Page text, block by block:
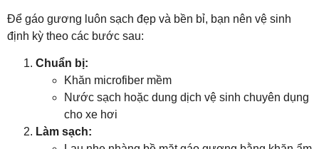
Để gáo gương luôn sạch đẹp và bền bỉ, bạn nên vệ sinh
định kỳ theo các bước sau:
Chuẩn bị:
Khăn microfiber mềm
Nước sạch hoặc dung dịch vệ sinh chuyên dụng
cho xe hơi
Làm sạch: